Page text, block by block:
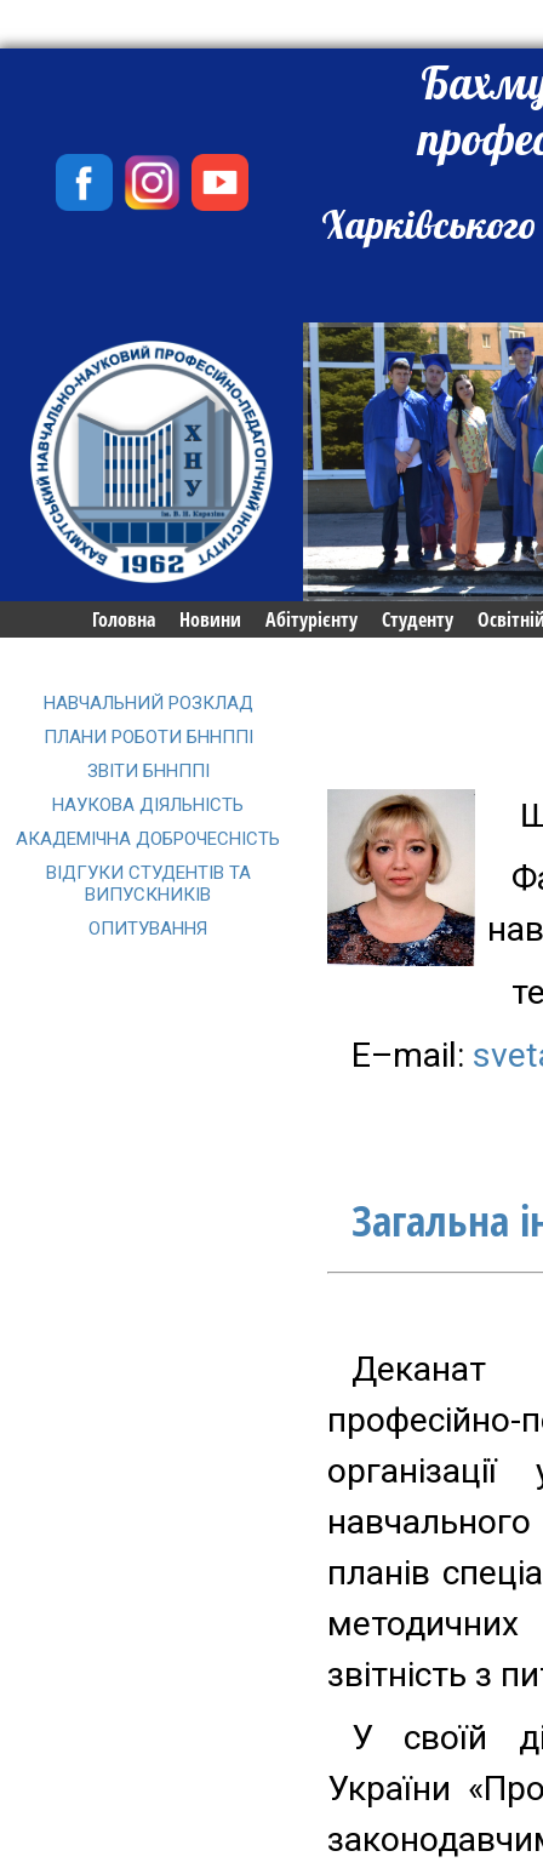
Головна Новини Абітурієнту Студенту
E–mail:
Загальна
Деканат
професійно-
планів
звітність з
У своїй
України
НАВЧАЛЬНИЙ РОЗКЛАД
ПЛАНИ РОБОТИ БННППІ
ЗВІТИ БННППІ
НАУКОВА ДІЯЛЬНІСТЬ
АКАДЕМІЧНА ДОБРОЧЕСНІСТЬ
ВІДГУКИ СТУДЕНТІВ ТА
ВИПУСКНИКІВ
ОПИТУВАННЯ